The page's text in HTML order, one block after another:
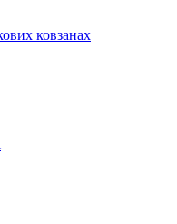
ковзанах